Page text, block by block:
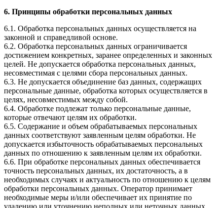
6. Принципы обработки персональных данных
6.1. Обработка персональных данных осуществляется на
законной и справедливой основе.
6.2. Обработка персональных данных ограничивается
достижением конкретных, заранее определенных и законных
целей. Не допускается обработка персональных данных,
несовместимая с целями сбора персональных данных.
6.3. Не допускается объединение баз данных, содержащих
персональные данные, обработка которых осуществляется в
целях, несовместимых между собой.
6.4. Обработке подлежат только персональные данные,
которые отвечают целям их обработки.
6.5. Содержание и объем обрабатываемых персональных
данных соответствуют заявленным целям обработки. Не
допускается избыточность обрабатываемых персональных
данных по отношению к заявленным целям их обработки.
6.6. При обработке персональных данных обеспечивается
точность персональных данных, их достаточность, а в
необходимых случаях и актуальность по отношению к целям
обработки персональных данных. Оператор принимает
необходимые меры и/или обеспечивает их принятие по